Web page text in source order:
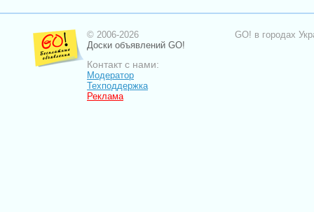
© 2006-2026
Доски объявлений GO!
Контакт с нами:
Модератор
Техподдержка
Реклама
GO! в городах